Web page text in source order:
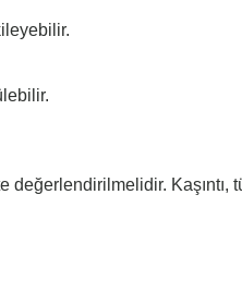
Kaşıntı,